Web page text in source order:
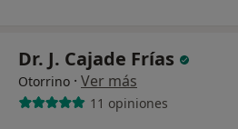
Dr. J. Cajade Frías
Otorrino · Ver más
11 opiniones